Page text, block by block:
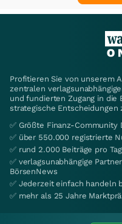
Profitieren Sie von unserem
zentralen
und fundierten Zugang in
strategische Entscheidungen
✅ Größte Finanz-Community
✅ über 550.000 registrierte
✅ rund 2.000 Beiträge pro Tag
✅ verlagsunabhängige
BörsenNews
✅ Jederzeit einfach handeln
✅ mehr als 25 Jahre